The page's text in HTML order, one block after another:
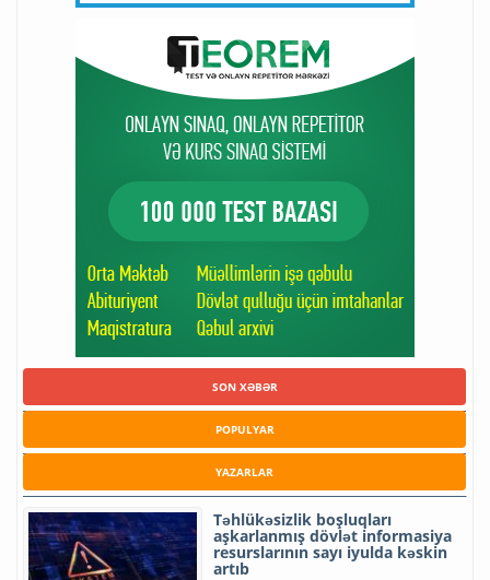
SON XƏBƏR
POPULYAR
YAZARLAR
Təhlükəsizlik boşluqları
aşkarlanmış dövlət informasiya
resurslarının sayı iyulda kəskin
artıb